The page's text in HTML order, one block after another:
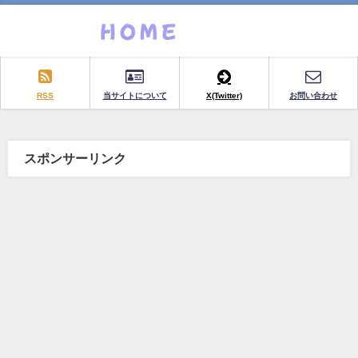
RSS 当サイトについて X(Twitter) お問い合わせ
スポンサーリンク